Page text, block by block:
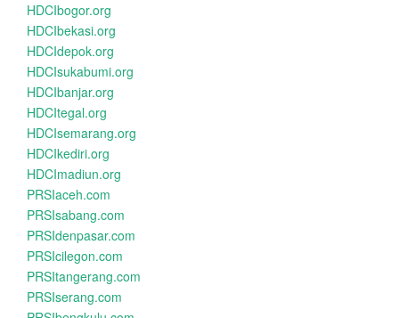
HDCIbogor.org
HDCIbekasi.org
HDCIdepok.org
HDCIsukabumi.org
HDCIbanjar.org
HDCItegal.org
HDCIsemarang.org
HDCIkediri.org
HDCImadiun.org
PRSIaceh.com
PRSIsabang.com
PRSIdenpasar.com
PRSIcilegon.com
PRSItangerang.com
PRSIserang.com